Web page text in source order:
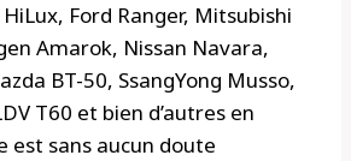
Ford Ranger, Mitsubishi
Amarok, Nissan Navara,
BT-50, SsangYong Musso,
T60 et bien d’autres en
est sans aucun doute